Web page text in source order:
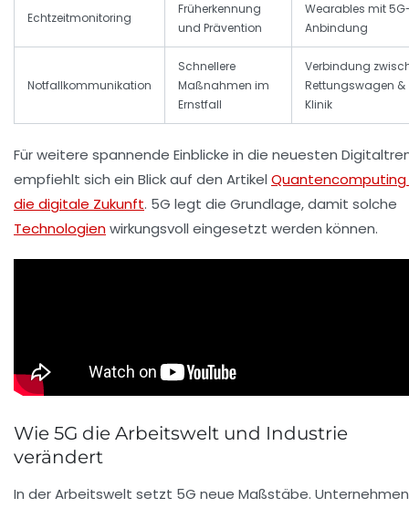
Echtzeitmonitoring
Früherkennung
und Prävention
Wearables mit
Anbindung
Notfallkommunikation
Schnellere
Maßnahmen im
Ernstfall
Verbindung
Rettungswagen &
Klinik
Für weitere spannende Einblicke in die neuesten
empfiehlt sich ein Blick auf den Artikel Quantencomputing
die digitale Zukunft. 5G legt die Grundlage, damit solche
Technologienwirkungsvoll eingesetzt werden können.
Wie 5G die Arbeitswelt und Industrie
verändert
In der Arbeitswelt setzt 5G neue Maßstäbe. Unternehmen